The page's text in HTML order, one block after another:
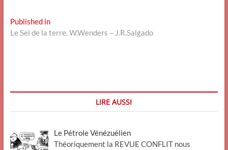
Navigation
de
Published in
Le Sel de la terre. W.Wenders – J.R.Salgado
LIRE AUSSI
Le Pétrole Vénézuélien
Théoriquement la REVUE CONFLIT nous